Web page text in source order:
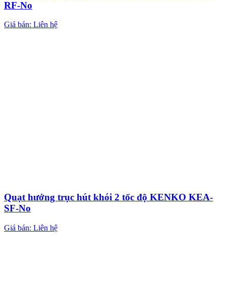
RF-No
Giá bán: Liên hệ
Quạt hướng trục hút khói 2 tốc độ KENKO KEA-
SF-No
Giá bán: Liên hệ